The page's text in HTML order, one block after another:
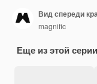
Вид спереди
magnific
Еще из этой серии